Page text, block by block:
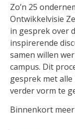
Zo’n 25
Ontwikkelvisie
in gesprek over
inspirerende
samen willen
campus. Dit
gesprek met
verder vorm te
Binnenkort